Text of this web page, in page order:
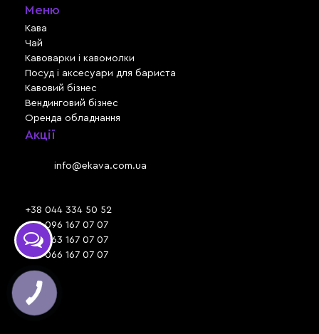
Меню
Кава
Чай
Кавоварки і кавомолки
Посуд і аксесуари для бариста
Кавовий бізнес
Вендинговий бізнес
Оренда обладнання
Акції
info@ekava.com.ua
+38 044 334 50 52
+38 096 167 07 07
+38 063 167 07 07
+38 066 167 07 07
Час роботи:
ПН - ПТ: 09:30 - 18:00
СБ - НД: вихідний